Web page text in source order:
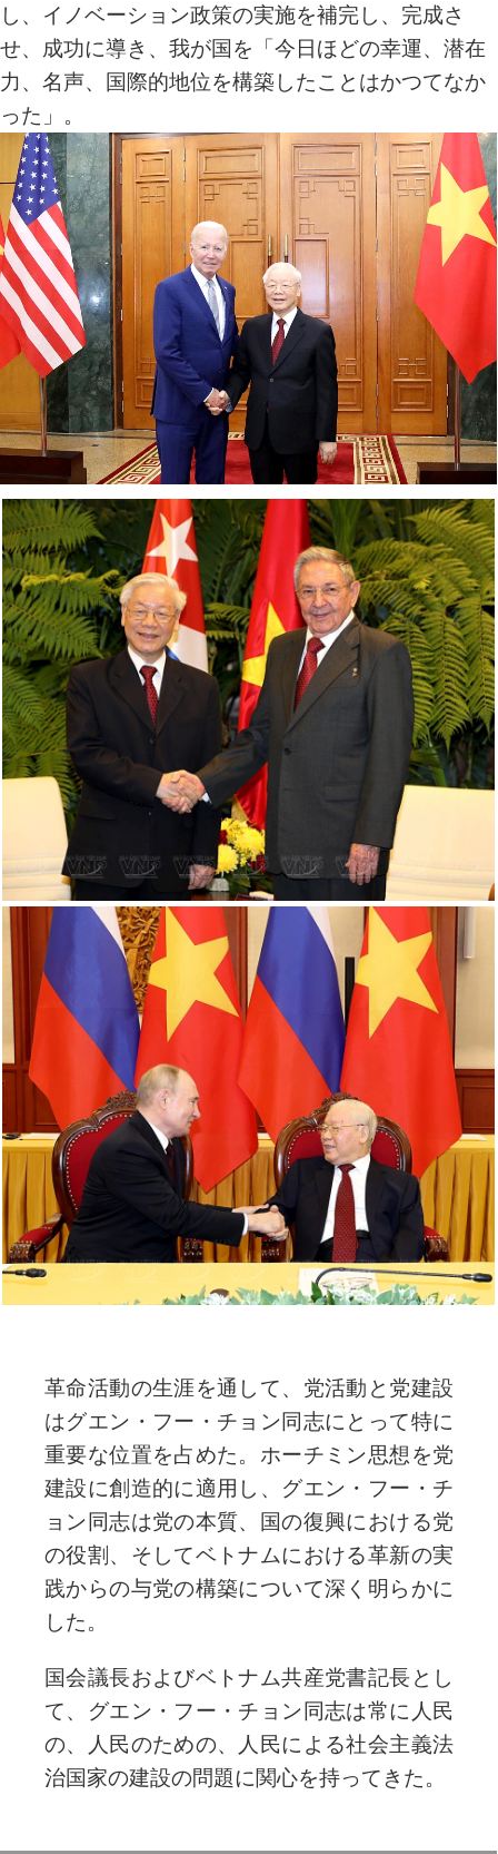
し、イノベーション政策の実施を補完し、完成さ
せ、成功に導き、我が国を「今日ほどの幸運、潜在
力、名声、国際的地位を構築したことはかつてなか
った」。
革命活動の生涯を通して、党活動と党建設
はグエン・フー・チョン同志にとって特に
重要な位置を占めた。ホーチミン思想を党
建設に創造的に適用し、グエン・フー・チ
ョン同志は党の本質、国の復興における党
の役割、そしてベトナムにおける革新の実
践からの与党の構築について深く明らかに
した。
国会議長およびベトナム共産党書記長とし
て、グエン・フー・チョン同志は常に人民
の、人民のための、人民による社会主義法
治国家の建設の問題に関心を持ってきた。